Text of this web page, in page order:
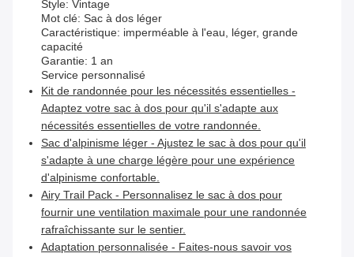
Style: Vintage
Mot clé: Sac à dos léger
Caractéristique: imperméable à l'eau, léger, grande
capacité
Garantie: 1 an
Service personnalisé
Kit de randonnée pour les nécessités essentielles -
Adaptez votre sac à dos pour qu'il s'adapte aux
nécessités essentielles de votre randonnée.
Sac d'alpinisme léger - Ajustez le sac à dos pour qu'il
s'adapte à une charge légère pour une expérience
d'alpinisme confortable.
Airy Trail Pack - Personnalisez le sac à dos pour
fournir une ventilation maximale pour une randonnée
rafraîchissante sur le sentier.
Adaptation personnalisée - Faites-nous savoir vos